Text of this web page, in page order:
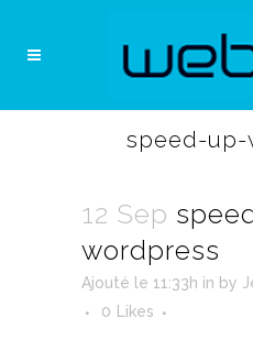
speed-up-
12 Sep
wordpress
Ajouté le 11:33h in by
0
Likes